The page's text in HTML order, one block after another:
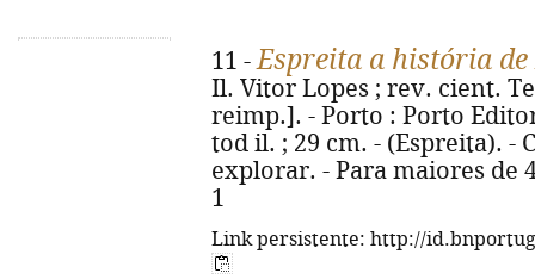
11 -Espreita a história
Il. Vitor Lopes ; rev. cient.
reimp.]. - Porto : Porto
tod il. ; 29 cm. - (Espreita). -
explorar. - Para maiores de
1
Link persistente: http://